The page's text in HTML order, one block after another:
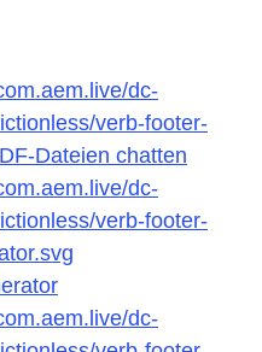
dc-
verb-footer-
Dateien chatten
dc-
verb-footer-
dc-